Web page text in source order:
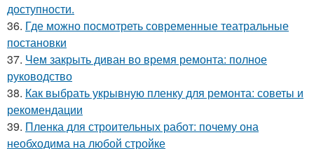
доступности.
36. Где можно посмотреть современные театральные
постановки
37. Чем закрыть диван во время ремонта: полное
руководство
38. Как выбрать укрывную пленку для ремонта: советы и
рекомендации
39. Пленка для строительных работ: почему она
необходима на любой стройке